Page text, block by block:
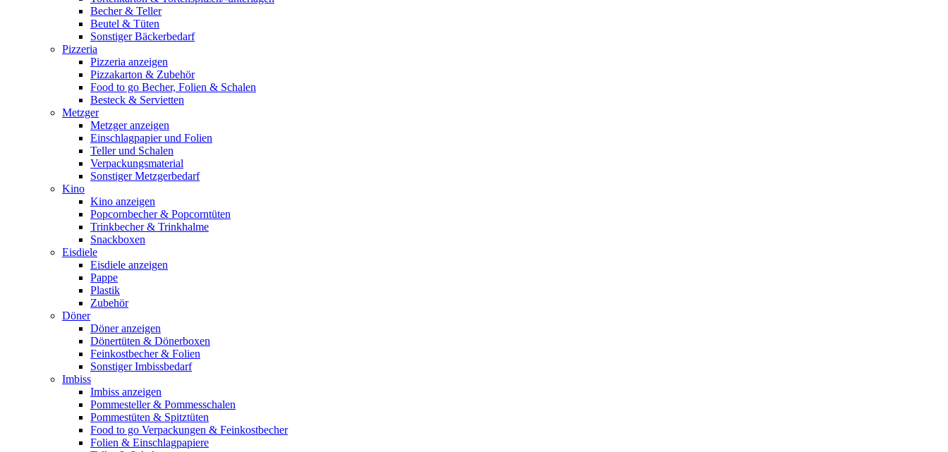
Becher & Teller
Beutel & Tüten
Sonstiger Bäckerbedarf
Pizzeria
Pizzeria anzeigen
Pizzakarton & Zubehör
Food to go Becher, Folien & Schalen
Besteck & Servietten
Metzger
Metzger anzeigen
Einschlagpapier und Folien
Teller und Schalen
Verpackungsmaterial
Sonstiger Metzgerbedarf
Kino
Kino anzeigen
Popcornbecher & Popcorntüten
Trinkbecher & Trinkhalme
Snackboxen
Eisdiele
Eisdiele anzeigen
Pappe
Plastik
Zubehör
Döner
Döner anzeigen
Dönertüten & Dönerboxen
Feinkostbecher & Folien
Sonstiger Imbissbedarf
Imbiss
Imbiss anzeigen
Pommesteller & Pommesschalen
Pommestüten & Spitztüten
Food to go Verpackungen & Feinkostbecher
Folien & Einschlagpapiere